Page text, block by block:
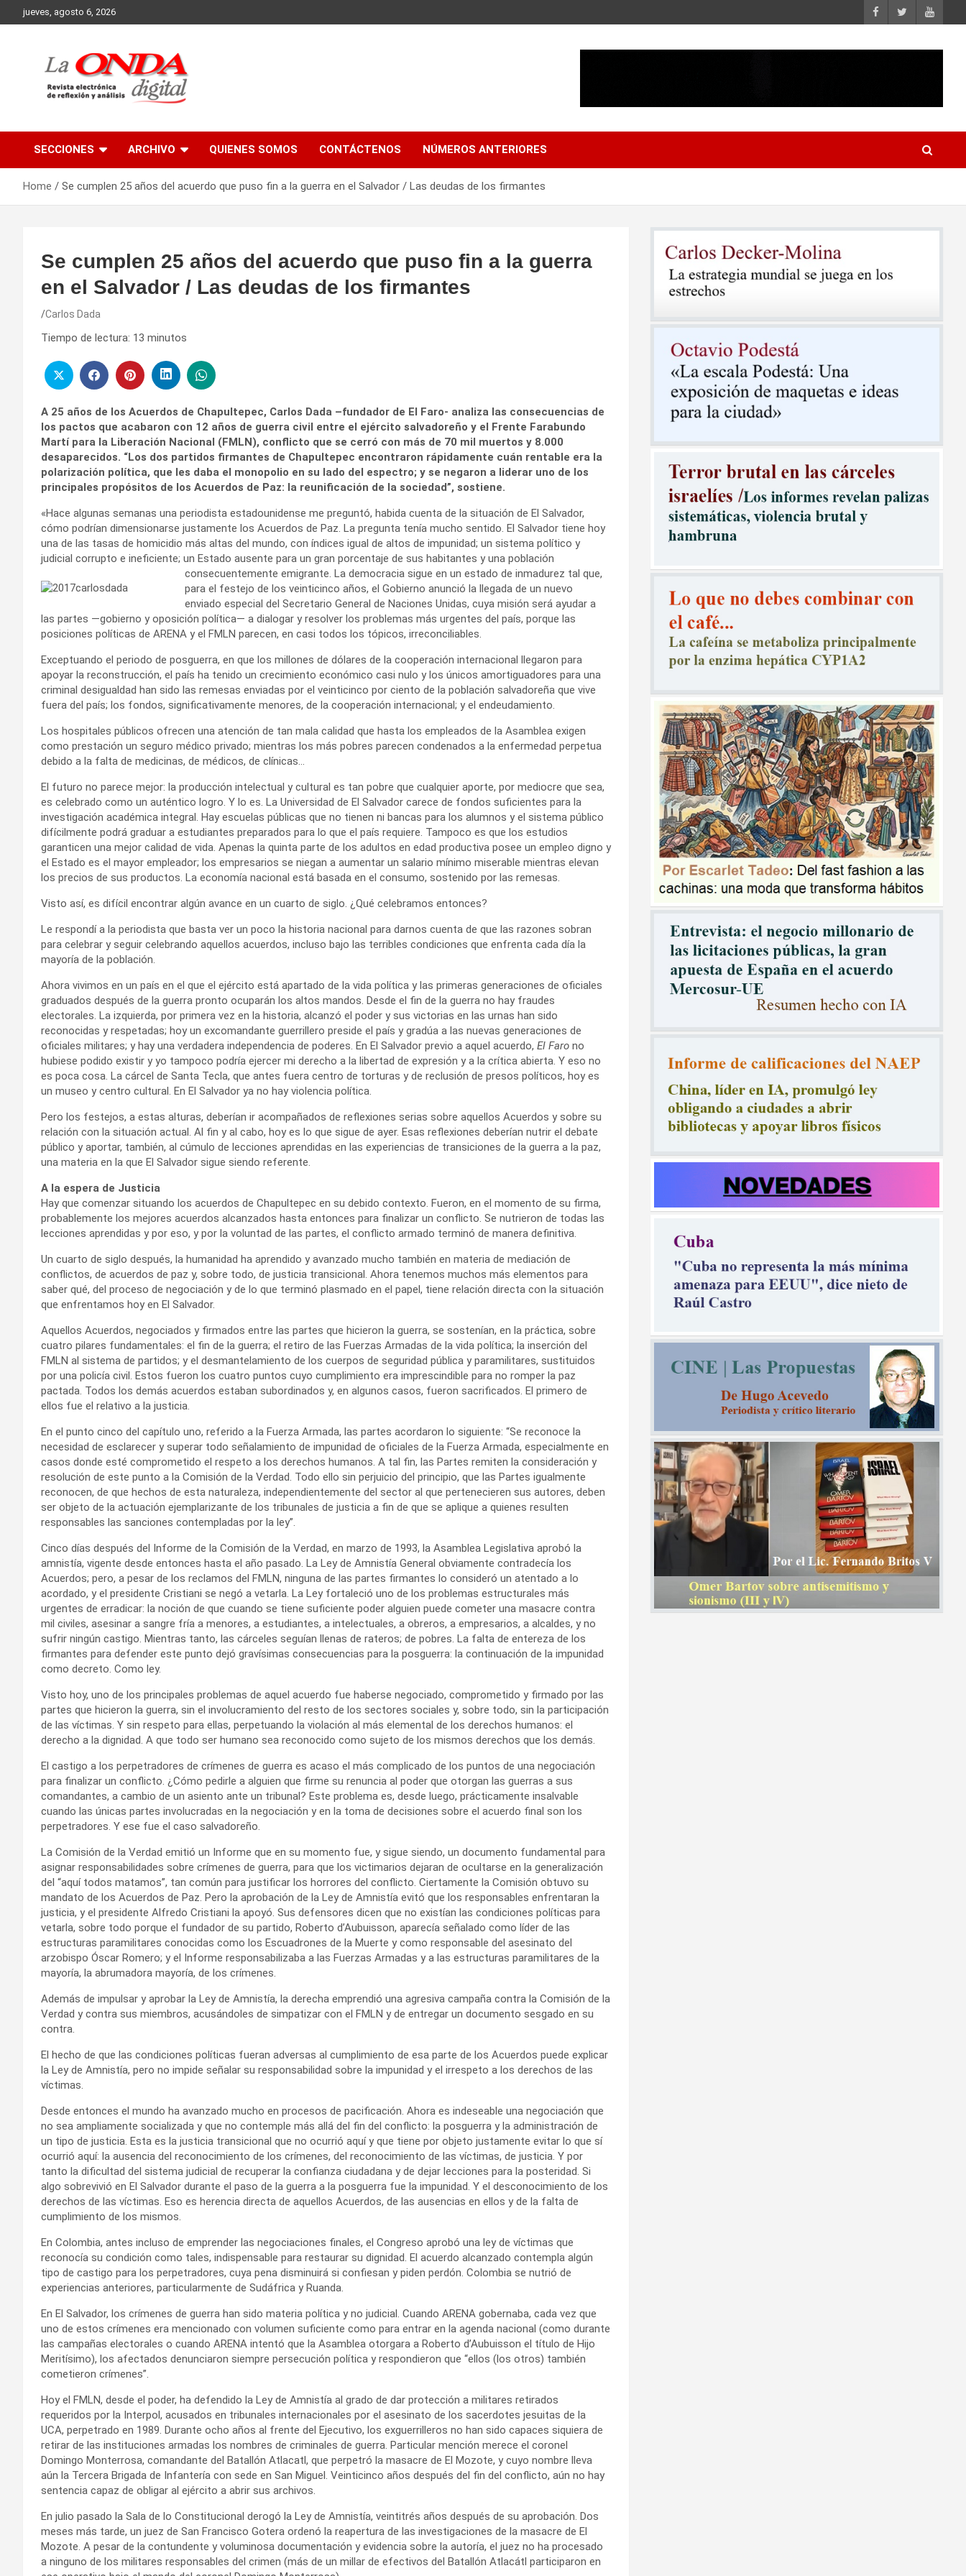
to
jueves, agosto 6, 2026
SECCIONES ARCHIVO QUIENES SOMOS CONTÁCTENOS NÚMEROS ANTERIORES
Home Se cumplen 25 años del acuerdo que puso fin a la guerra en el Salvador / Las deudas de los firmantes
Se cumplen 25 años del acuerdo que puso fin a la guerra
en el Salvador / Las deudas de los firmantes
Carlos Dada
Tiempo de lectura: 13 minutos
A 25 años de los Acuerdos de Chapultepec, Carlos Dada –fundador de El Faro- analiza las consecuencias de
los pactos que acabaron con 12 años de guerra civil entre el ejército salvadoreño y el Frente Farabundo
Martí para la Liberación Nacional (FMLN), conflicto que se cerró con más de 70 mil muertos y 8.000
desaparecidos. “Los dos partidos firmantes de Chapultepec encontraron rápidamente cuán rentable era la
polarización política, que les daba el monopolio en su lado del espectro; y se negaron a liderar uno de los
principales propósitos de los Acuerdos de Paz: la reunificación de la sociedad”, sostiene.
«Hace algunas semanas una periodista estadounidense me preguntó, habida cuenta de la situación de El Salvador,
cómo podrían dimensionarse justamente los Acuerdos de Paz. La pregunta tenía mucho sentido. El Salvador tiene hoy
una de las tasas de homicidio más altas del mundo, con índices igual de altos de impunidad; un sistema político y
judicial corrupto e ineficiente; un Estado ausente para un gran porcentaje de sus habitantes y una población
consecuentemente emigrante. La democracia sigue en un estado de inmadurez tal que,
para el festejo de los veinticinco años, el Gobierno anunció la llegada de un nuevo
enviado especial del Secretario General de Naciones Unidas, cuya misión será ayudar a
las partes —gobierno y oposición política— a dialogar y resolver los problemas más urgentes del país, porque las
posiciones políticas de ARENA y el FMLN parecen, en casi todos los tópicos, irreconciliables.
Exceptuando el periodo de posguerra, en que los millones de dólares de la cooperación internacional llegaron para
apoyar la reconstrucción, el país ha tenido un crecimiento económico casi nulo y los únicos amortiguadores para una
criminal desigualdad han sido las remesas enviadas por el veinticinco por ciento de la población salvadoreña que vive
fuera del país; los fondos, significativamente menores, de la cooperación internacional; y el endeudamiento.
Los hospitales públicos ofrecen una atención de tan mala calidad que hasta los empleados de la Asamblea exigen
como prestación un seguro médico privado; mientras los más pobres parecen condenados a la enfermedad perpetua
debido a la falta de medicinas, de médicos, de clínicas…
El futuro no parece mejor: la producción intelectual y cultural es tan pobre que cualquier aporte, por mediocre que sea,
es celebrado como un auténtico logro. Y lo es. La Universidad de El Salvador carece de fondos suficientes para la
investigación académica integral. Hay escuelas públicas que no tienen ni bancas para los alumnos y el sistema público
difícilmente podrá graduar a estudiantes preparados para lo que el país requiere. Tampoco es que los estudios
garanticen una mejor calidad de vida. Apenas la quinta parte de los adultos en edad productiva posee un empleo digno y
el Estado es el mayor empleador; los empresarios se niegan a aumentar un salario mínimo miserable mientras elevan
los precios de sus productos. La economía nacional está basada en el consumo, sostenido por las remesas.
Visto así, es difícil encontrar algún avance en un cuarto de siglo. ¿Qué celebramos entonces?
Le respondí a la periodista que basta ver un poco la historia nacional para darnos cuenta de que las razones sobran
para celebrar y seguir celebrando aquellos acuerdos, incluso bajo las terribles condiciones que enfrenta cada día la
mayoría de la población.
Ahora vivimos en un país en el que el ejército está apartado de la vida política y las primeras generaciones de oficiales
graduados después de la guerra pronto ocuparán los altos mandos. Desde el fin de la guerra no hay fraudes
electorales. La izquierda, por primera vez en la historia, alcanzó el poder y sus victorias en las urnas han sido
reconocidas y respetadas; hoy un excomandante guerrillero preside el país y gradúa a las nuevas generaciones de
oficiales militares; y hay una verdadera independencia de poderes. En El Salvador previo a aquel acuerdo, El Faro no
hubiese podido existir y yo tampoco podría ejercer mi derecho a la libertad de expresión y a la crítica abierta. Y eso no
es poca cosa. La cárcel de Santa Tecla, que antes fuera centro de torturas y de reclusión de presos políticos, hoy es
un museo y centro cultural. En El Salvador ya no hay violencia política.
Pero los festejos, a estas alturas, deberían ir acompañados de reflexiones serias sobre aquellos Acuerdos y sobre su
relación con la situación actual. Al fin y al cabo, hoy es lo que sigue de ayer. Esas reflexiones deberían nutrir el debate
público y aportar, también, al cúmulo de lecciones aprendidas en las experiencias de transiciones de la guerra a la paz,
una materia en la que El Salvador sigue siendo referente.
A la espera de Justicia
Hay que comenzar situando los acuerdos de Chapultepec en su debido contexto. Fueron, en el momento de su firma,
probablemente los mejores acuerdos alcanzados hasta entonces para finalizar un conflicto. Se nutrieron de todas las
lecciones aprendidas y por eso, y por la voluntad de las partes, el conflicto armado terminó de manera definitiva.
Un cuarto de siglo después, la humanidad ha aprendido y avanzado mucho también en materia de mediación de
conflictos, de acuerdos de paz y, sobre todo, de justicia transicional. Ahora tenemos muchos más elementos para
saber qué, del proceso de negociación y de lo que terminó plasmado en el papel, tiene relación directa con la situación
que enfrentamos hoy en El Salvador.
Aquellos Acuerdos, negociados y firmados entre las partes que hicieron la guerra, se sostenían, en la práctica, sobre
cuatro pilares fundamentales: el fin de la guerra; el retiro de las Fuerzas Armadas de la vida política; la inserción del
FMLN al sistema de partidos; y el desmantelamiento de los cuerpos de seguridad pública y paramilitares, sustituidos
por una policía civil. Estos fueron los cuatro puntos cuyo cumplimiento era imprescindible para no romper la paz
pactada. Todos los demás acuerdos estaban subordinados y, en algunos casos, fueron sacrificados. El primero de
ellos fue el relativo a la justicia.
En el punto cinco del capítulo uno, referido a la Fuerza Armada, las partes acordaron lo siguiente: “Se reconoce la
necesidad de esclarecer y superar todo señalamiento de impunidad de oficiales de la Fuerza Armada, especialmente en
casos donde esté comprometido el respeto a los derechos humanos. A tal fin, las Partes remiten la consideración y
resolución de este punto a la Comisión de la Verdad. Todo ello sin perjuicio del principio, que las Partes igualmente
reconocen, de que hechos de esta naturaleza, independientemente del sector al que pertenecieren sus autores, deben
ser objeto de la actuación ejemplarizante de los tribunales de justicia a fin de que se aplique a quienes resulten
responsables las sanciones contempladas por la ley”.
Cinco días después del Informe de la Comisión de la Verdad, en marzo de 1993, la Asamblea Legislativa aprobó la
amnistía, vigente desde entonces hasta el año pasado. La Ley de Amnistía General obviamente contradecía los
Acuerdos; pero, a pesar de los reclamos del FMLN, ninguna de las partes firmantes lo consideró un atentado a lo
acordado, y el presidente Cristiani se negó a vetarla. La Ley fortaleció uno de los problemas estructurales más
urgentes de erradicar: la noción de que cuando se tiene suficiente poder alguien puede cometer una masacre contra
mil civiles, asesinar a sangre fría a menores, a estudiantes, a intelectuales, a obreros, a empresarios, a alcaldes, y no
sufrir ningún castigo. Mientras tanto, las cárceles seguían llenas de rateros; de pobres. La falta de entereza de los
firmantes para defender este punto dejó gravísimas consecuencias para la posguerra: la continuación de la impunidad
como decreto. Como ley.
Visto hoy, uno de los principales problemas de aquel acuerdo fue haberse negociado, comprometido y firmado por las
partes que hicieron la guerra, sin el involucramiento del resto de los sectores sociales y, sobre todo, sin la participación
de las víctimas. Y sin respeto para ellas, perpetuando la violación al más elemental de los derechos humanos: el
derecho a la dignidad. A que todo ser humano sea reconocido como sujeto de los mismos derechos que los demás.
El castigo a los perpetradores de crímenes de guerra es acaso el más complicado de los puntos de una negociación
para finalizar un conflicto. ¿Cómo pedirle a alguien que firme su renuncia al poder que otorgan las guerras a sus
comandantes, a cambio de un asiento ante un tribunal? Este problema es, desde luego, prácticamente insalvable
cuando las únicas partes involucradas en la negociación y en la toma de decisiones sobre el acuerdo final son los
perpetradores. Y ese fue el caso salvadoreño.
La Comisión de la Verdad emitió un Informe que en su momento fue, y sigue siendo, un documento fundamental para
asignar responsabilidades sobre crímenes de guerra, para que los victimarios dejaran de ocultarse en la generalización
del “aquí todos matamos”, tan común para justificar los horrores del conflicto. Ciertamente la Comisión obtuvo su
mandato de los Acuerdos de Paz. Pero la aprobación de la Ley de Amnistía evitó que los responsables enfrentaran la
justicia, y el presidente Alfredo Cristiani la apoyó. Sus defensores dicen que no existían las condiciones políticas para
vetarla, sobre todo porque el fundador de su partido, Roberto d’Aubuisson, aparecía señalado como líder de las
estructuras paramilitares conocidas como los Escuadrones de la Muerte y como responsable del asesinato del
arzobispo Óscar Romero; y el Informe responsabilizaba a las Fuerzas Armadas y a las estructuras paramilitares de la
mayoría, la abrumadora mayoría, de los crímenes.
Además de impulsar y aprobar la Ley de Amnistía, la derecha emprendió una agresiva campaña contra la Comisión de la
Verdad y contra sus miembros, acusándoles de simpatizar con el FMLN y de entregar un documento sesgado en su
contra.
El hecho de que las condiciones políticas fueran adversas al cumplimiento de esa parte de los Acuerdos puede explicar
la Ley de Amnistía, pero no impide señalar su responsabilidad sobre la impunidad y el irrespeto a los derechos de las
víctimas.
Desde entonces el mundo ha avanzado mucho en procesos de pacificación. Ahora es indeseable una negociación que
no sea ampliamente socializada y que no contemple más allá del fin del conflicto: la posguerra y la administración de
un tipo de justicia. Esta es la justicia transicional que no ocurrió aquí y que tiene por objeto justamente evitar lo que sí
ocurrió aquí: la ausencia del reconocimiento de los crímenes, del reconocimiento de las víctimas, de justicia. Y por
tanto la dificultad del sistema judicial de recuperar la confianza ciudadana y de dejar lecciones para la posteridad. Si
algo sobrevivió en El Salvador durante el paso de la guerra a la posguerra fue la impunidad. Y el desconocimiento de los
derechos de las víctimas. Eso es herencia directa de aquellos Acuerdos, de las ausencias en ellos y de la falta de
cumplimiento de los mismos.
En Colombia, antes incluso de emprender las negociaciones finales, el Congreso aprobó una ley de víctimas que
reconocía su condición como tales, indispensable para restaurar su dignidad. El acuerdo alcanzado contempla algún
tipo de castigo para los perpetradores, cuya pena disminuirá si confiesan y piden perdón. Colombia se nutrió de
experiencias anteriores, particularmente de Sudáfrica y Ruanda.
En El Salvador, los crímenes de guerra han sido materia política y no judicial. Cuando ARENA gobernaba, cada vez que
uno de estos crímenes era mencionado con volumen suficiente como para entrar en la agenda nacional (como durante
las campañas electorales o cuando ARENA intentó que la Asamblea otorgara a Roberto d’Aubuisson el título de Hijo
Meritísimo), los afectados denunciaron siempre persecución política y respondieron que “ellos (los otros) también
cometieron crímenes”.
Hoy el FMLN, desde el poder, ha defendido la Ley de Amnistía al grado de dar protección a militares retirados
requeridos por la Interpol, acusados en tribunales internacionales por el asesinato de los sacerdotes jesuitas de la
UCA, perpetrado en 1989. Durante ocho años al frente del Ejecutivo, los exguerrilleros no han sido capaces siquiera de
retirar de las instituciones armadas los nombres de criminales de guerra. Particular mención merece el coronel
Domingo Monterrosa, comandante del Batallón Atlacatl, que perpetró la masacre de El Mozote, y cuyo nombre lleva
aún la Tercera Brigada de Infantería con sede en San Miguel. Veinticinco años después del fin del conflicto, aún no hay
sentencia capaz de obligar al ejército a abrir sus archivos.
En julio pasado la Sala de lo Constitucional derogó la Ley de Amnistía, veintitrés años después de su aprobación. Dos
meses más tarde, un juez de San Francisco Gotera ordenó la reapertura de las investigaciones de la masacre de El
Mozote. A pesar de la contundente y voluminosa documentación y evidencia sobre la autoría, el juez no ha procesado
a ninguno de los militares responsables del crimen (más de un millar de efectivos del Batallón Atlacátl participaron en